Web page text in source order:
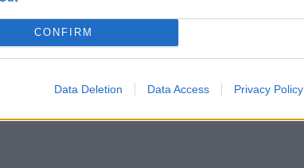
CONFIRM
Data Deletion Data Access Privacy Policy
8/7 22:45